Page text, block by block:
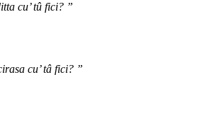
cu’ tû fici? ”
cu’ tâ fici? ”